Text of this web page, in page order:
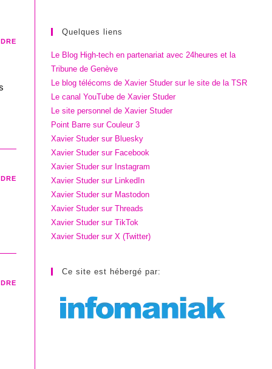
Quelques liens
Le Blog High-tech en partenariat avec 24heures et la
Tribune de Genève
Le blog télécoms de Xavier Studer sur le site de la TSR
Le canal YouTube de Xavier Studer
Le site personnel de Xavier Studer
Point Barre sur Couleur 3
Xavier Studer sur Bluesky
Xavier Studer sur Facebook
Xavier Studer sur Instagram
Xavier Studer sur LinkedIn
Xavier Studer sur Mastodon
Xavier Studer sur Threads
Xavier Studer sur TikTok
Xavier Studer sur X (Twitter)
Ce site est hébergé par: